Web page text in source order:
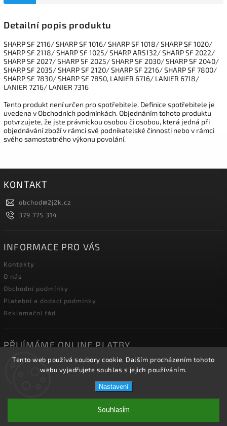
Tento web používá soubory cookie. Dalším procházením tohoto
webu vyjadřujete souhlas s jejich používáním.
Nastavení
Souhlasím
Detailní popis produktu
SHARP SF 2116/ SHARP SF 1016/ SHARP SF 1018/ SHARP SF 1020/
SHARP SF 2118/ SHARP SF 1025/ SHARP AR5132/ SHARP SF 2022/
SHARP SF 2027/ SHARP SF 2025/ SHARP SF 2030/ SHARP SF 2040/
SHARP SF 2035/ SHARP SF 2120/ SHARP SF 2216/ SHARP SF 7800/
SHARP SF 7830/ SHARP SF 7850, LANIER 6716/ LANIER 6718/
LANIER 7216/ LANIER 7316
Tento produkt není určen pro spotřebitele. Definice spotřebitele je
uvedena v Obchodních podmínkách. Objednáním tohoto produktu
potvrzujete, že jste právnickou osobou či osobou, která jedná při
objednávání zboží v rámci své podnikatelské činnosti nebo v rámci
svého samostatného výkonu povolání.
KONTAKT
obchod@2j2k.cz
379 775 314
INFORMACE PRO VÁS
Kontakty
O nás
Obchodní podmínky
Platební a dodací podmínky
Reklamační řád
PŘIJÍMÁME ONLINE PLATBY